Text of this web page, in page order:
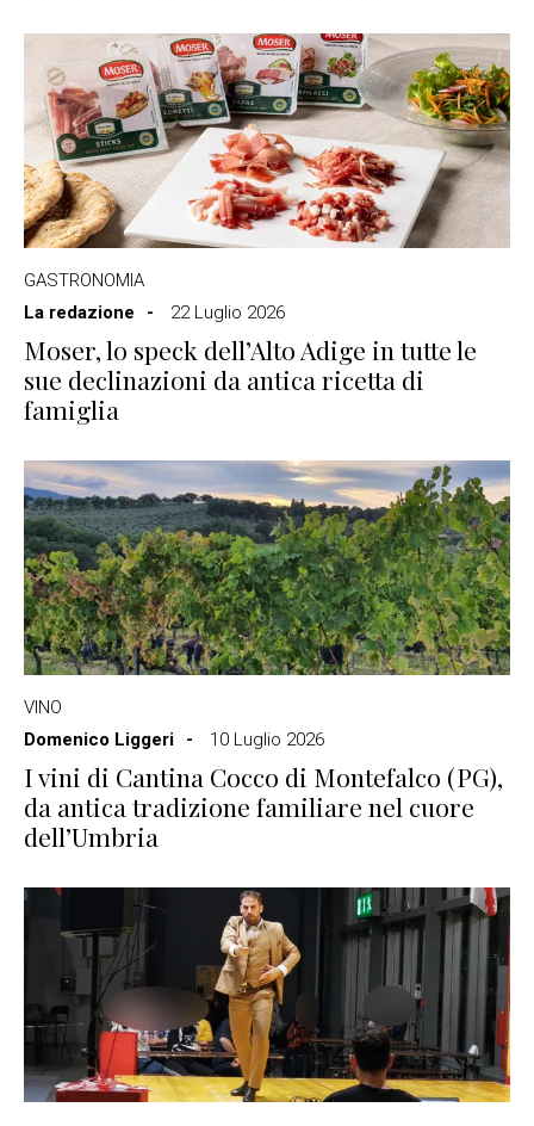
GASTRONOMIA
La redazione
22 Luglio 2026
Moser, lo speck dell’Alto Adige in tutte le
sue declinazioni da antica ricetta di
famiglia
VINO
Domenico Liggeri
10 Luglio 2026
I vini di Cantina Cocco di Montefalco (PG),
da antica tradizione familiare nel cuore
dell’Umbria